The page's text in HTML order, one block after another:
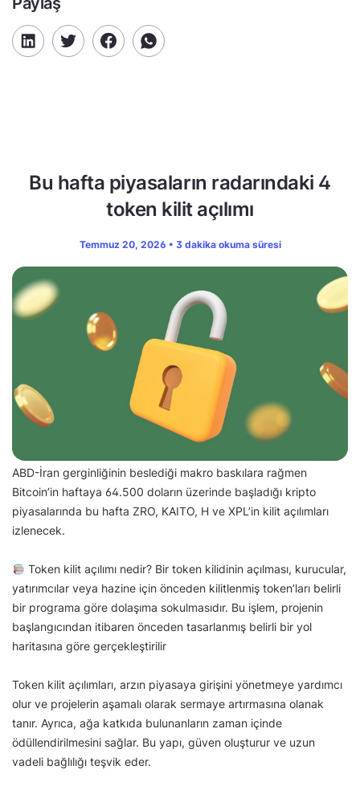
Bu hafta piyasaların radarındaki 4
token kilit açılımı
Temmuz 20, 2026 • 3 dakika okuma süresi
ABD-İran gerginliğinin beslediği makro baskılara rağmen
Bitcoin’in haftaya 64.500 doların üzerinde başladığı kripto
piyasalarında bu hafta ZRO, KAITO, H ve XPL’in kilit açılımları
izlenecek.
Token kilit açılımı nedir? Bir token kilidinin açılması, kurucular,
yatırımcılar veya hazine için önceden kilitlenmiş token’ları belirli
bir programa göre dolaşıma sokulmasıdır. Bu işlem, projenin
başlangıcından itibaren önceden tasarlanmış belirli bir yol
haritasına göre gerçekleştirilir
Token kilit açılımları, arzın piyasaya girişini yönetmeye yardımcı
olur ve projelerin aşamalı olarak sermaye artırmasına olanak
tanır. Ayrıca, ağa katkıda bulunanların zaman içinde
ödüllendirilmesini sağlar. Bu yapı, güven oluşturur ve uzun
vadeli bağlılığı teşvik eder.